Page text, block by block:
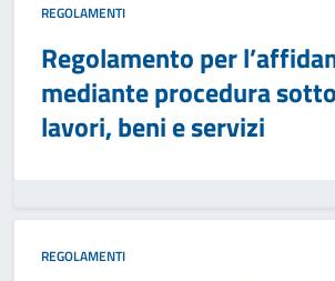
REGOLAMENTI
Regolamento per
mediante procedura
lavori, beni e servizi
REGOLAMENTI